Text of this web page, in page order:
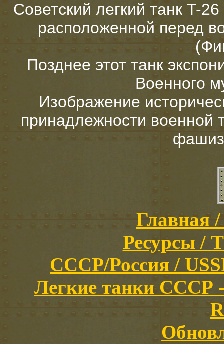
Советский легкий танк T-
расположенной перед
Позднее этот танк
Военного
Изображение
принадлежности военной
Главная
Ресурсы /
СССР/Россия /
Легкие танки СССР